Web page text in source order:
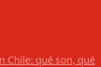
Chile: qué son, qué